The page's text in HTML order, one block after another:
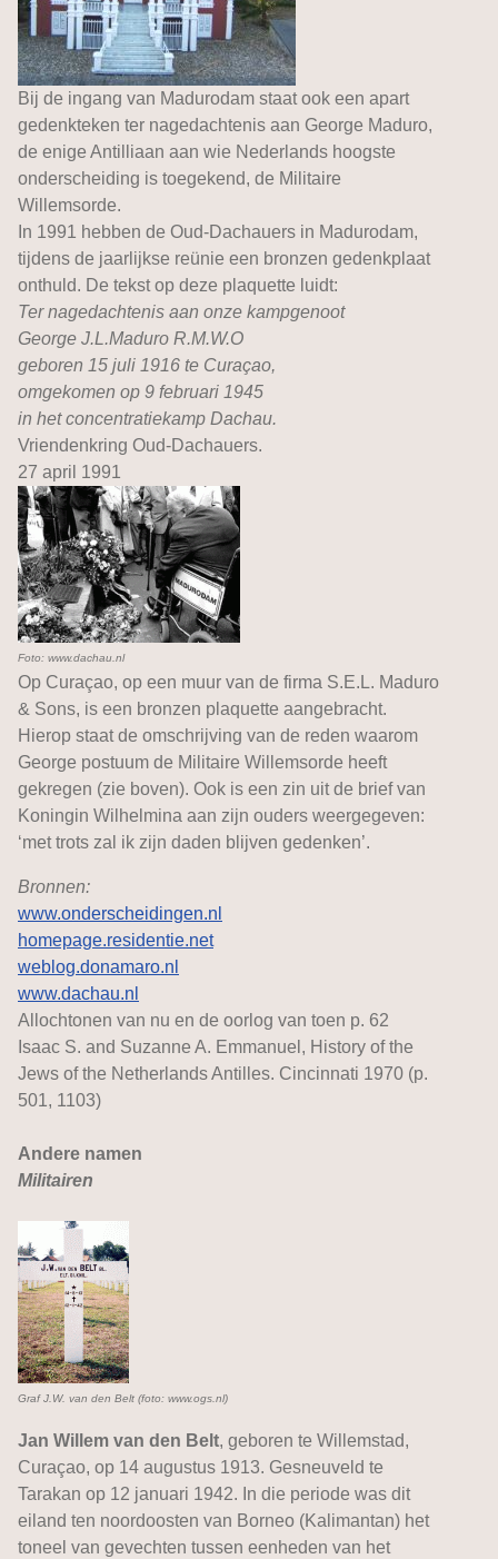
Bij de ingang van Madurodam staat ook een apart
gedenkteken ter nagedachtenis aan George Maduro,
de enige Antilliaan aan wie Nederlands hoogste
onderscheiding is toegekend, de Militaire
Willemsorde.
In 1991 hebben de Oud-Dachauers in Madurodam,
tijdens de jaarlijkse reünie een bronzen gedenkplaat
onthuld. De tekst op deze plaquette luidt:
Ter nagedachtenis aan onze kampgenoot
George J.L.Maduro R.M.W.O
geboren 15 juli 1916 te Curaçao,
omgekomen op 9 februari 1945
in het concentratiekamp Dachau.
Vriendenkring Oud-Dachauers.
27 april 1991
Foto: www.dachau.nl
Op Curaçao, op een muur van de firma S.E.L. Maduro
& Sons, is een bronzen plaquette aangebracht.
Hierop staat de omschrijving van de reden waarom
George postuum de Militaire Willemsorde heeft
gekregen (zie boven). Ook is een zin uit de brief van
Koningin Wilhelmina aan zijn ouders weergegeven:
‘met trots zal ik zijn daden blijven gedenken’.
Bronnen:
www.onderscheidingen.nl
homepage.residentie.net
weblog.donamaro.nl
www.dachau.nl
Allochtonen van nu en de oorlog van toen p. 62
Isaac S. and Suzanne A. Emmanuel, History of the
Jews of the Netherlands Antilles. Cincinnati 1970 (p.
501, 1103)
Andere namen
Militairen
Graf J.W. van den Belt (foto: www.ogs.nl)
Jan Willem van den Belt, geboren te Willemstad,
Curaçao, op 14 augustus 1913. Gesneuveld te
Tarakan op 12 januari 1942. In die periode was dit
eiland ten noordoosten van Borneo (Kalimantan) het
toneel van gevechten tussen eenheden van het